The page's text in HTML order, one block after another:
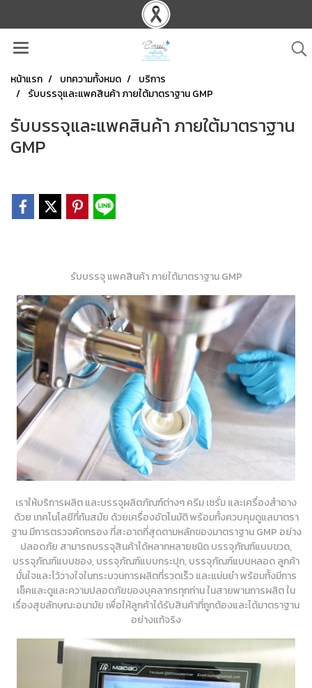
หน้าแรก บทความทั้งหมด
บริการ
รับบรรจุและแพคสินค้า ภายใต้มาตราฐาน GMP
รับบรรจุและแพคสินค้า ภายใต้มาตราฐาน
GMP
รับบรรจุ แพคสินค้า ภายใต้มาตราฐาน GMP
เราให้บริการผลิต และบรรจุผลิตภัณฑ์ต่างๆ ครีม เซรั่ม และเครื่องสำอาง
ด้วย เทคโนโลยีที่ทันสมัย ด้วยเครื่องอัตโนมัติ พร้อมทั้งควบคุมดูแลมาตรา
ฐาน มีการตรวจคัดกรอง ที่สะอาดที่สุดตามหลักของมาตราฐาน GMP อย่าง
ปลอดภัย สามารถบรรจุสินค้าได้หลากหลายชนิด บรรจุภัณฑ์แบบขวด,
บรรจุภัณฑ์แบบซอง, บรรจุภัณฑ์แบบกระปุก, บรรจุภัณฑ์แบบหลอด ลูกค้า
มั่นใจและไว้วางใจในกระบวนการผลิตที่รวดเร็ว และแม่นยำ พร้อมทั้งมีการ
เช็คและดูและความปลอดภัยของบุคลากรทุกท่าน ในสายพานการผลิต ใน
เรื่องสุขลักษณะอนามัย เพื่อให้ลูกค้าได้รับสินค้าที่ถูกต้องและได้มาตราฐาน
อย่างแท้จริง